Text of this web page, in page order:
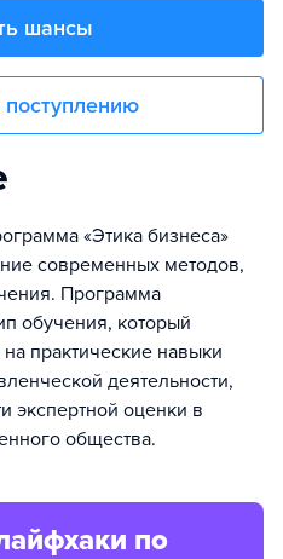
шансы
поступлению
«Этика бизнеса»
современных методов,
Программа
обучения, который
практические навыки
деятельности,
экспертной оценки в
общества.
по